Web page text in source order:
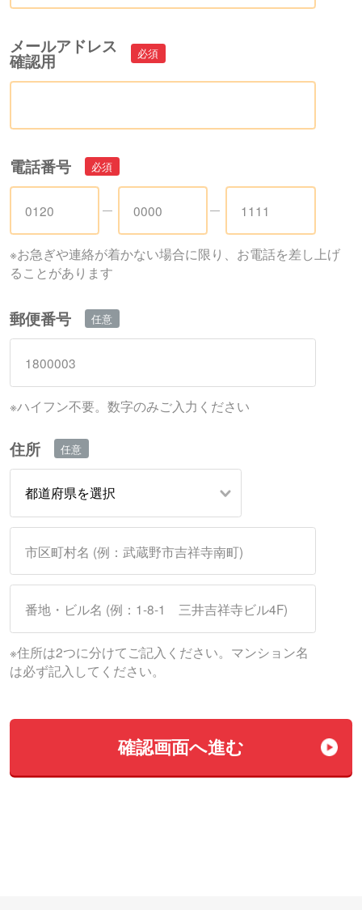
メールアドレス
確認用
電話番号
※お急ぎや連絡が着かない場合に限り、お電話を差し上げ
ることがあります
郵便番号
※ハイフン不要。数字のみご入力ください
住所
※住所は2つに分けてご記入ください。マンション名
は必ず記入してください。
確認画⾯へ進む